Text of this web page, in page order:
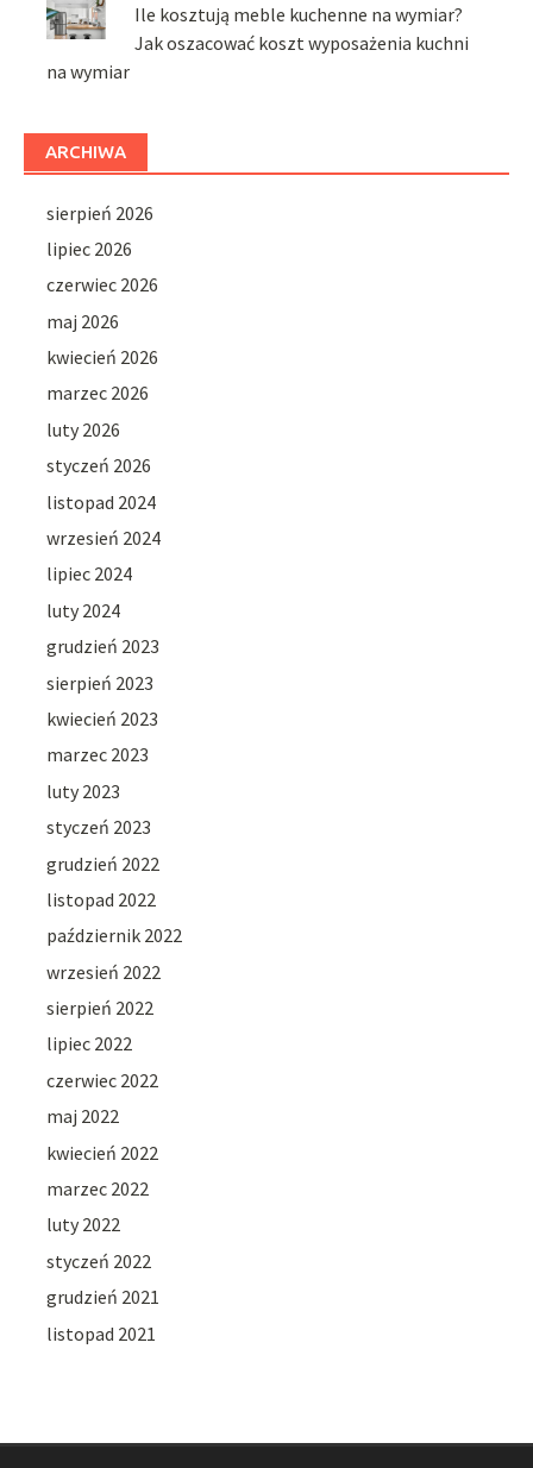
Ile kosztują meble kuchenne na wymiar?
Jak oszacować koszt wyposażenia kuchni
na wymiar
ARCHIWA
sierpień 2026
lipiec 2026
czerwiec 2026
maj 2026
kwiecień 2026
marzec 2026
luty 2026
styczeń 2026
listopad 2024
wrzesień 2024
lipiec 2024
luty 2024
grudzień 2023
sierpień 2023
kwiecień 2023
marzec 2023
luty 2023
styczeń 2023
grudzień 2022
listopad 2022
październik 2022
wrzesień 2022
sierpień 2022
lipiec 2022
czerwiec 2022
maj 2022
kwiecień 2022
marzec 2022
luty 2022
styczeń 2022
grudzień 2021
listopad 2021